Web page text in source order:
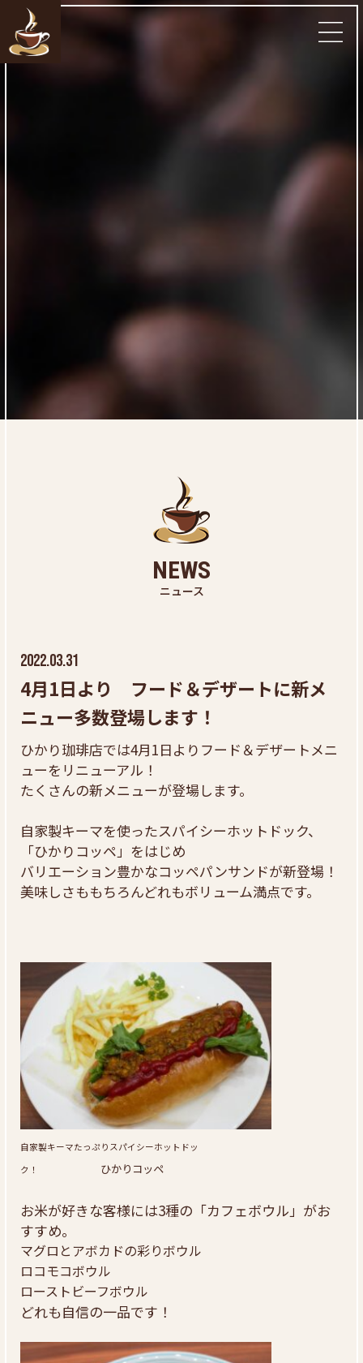
NEWS
ニュース
2022.03.31
4月1日より フード＆デザートに新メ
ニュー多数登場します！
ひかり珈琲店では4月1日よりフード＆デザートメニ
ューをリニューアル！
たくさんの新メニューが登場します。
自家製キーマを使ったスパイシーホットドック、
「ひかりコッペ」をはじめ
バリエーション豊かなコッペパンサンドが新登場！
美味しさももちろんどれもボリューム満点です。
自家製キーマたっぷりスパイシーホットドッ
ク！ ひかりコッペ
お米が好きな客様には3種の「カフェボウル」がお
すすめ。
マグロとアボカドの彩りボウル
ロコモコボウル
ローストビーフボウル
どれも自信の一品です！